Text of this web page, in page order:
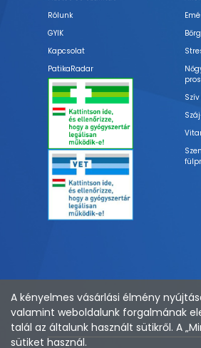
Rólunk
GYIK
Kapcsolat
PatikaRadar
A kényelmes vásárlási élmény
valamint weboldalunk forgalmának
talál az általunk használt sütikről. A
sütiket használ.